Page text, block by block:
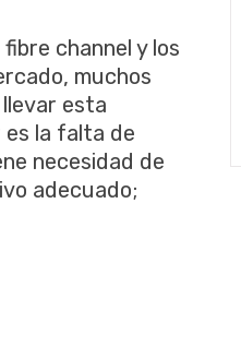
channel y los
muchos
esta
es la falta de
necesidad de
adecuado;